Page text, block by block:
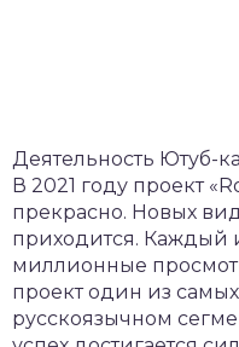
Деятельность Ютуб-
В 2021 году проект
прекрасно. Новых
приходится. Каждый
миллионные
проект один из
русскоязычном